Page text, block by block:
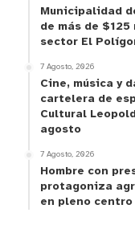
Municipalidad
de más de
sector El
7 Agosto, 2026
Cine, música y
cartelera de
Cultural
agosto
7 Agosto, 2026
Hombre con
protagoniza
en pleno